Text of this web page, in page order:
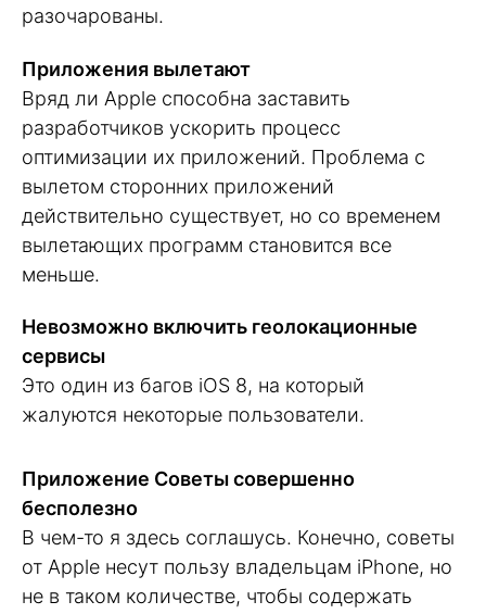
разочарованы.
Приложения вылетают
Вряд ли Apple способна заставить
разработчиков ускорить процесс
оптимизации их приложений. Проблема с
вылетом сторонних приложений
действительно существует, но со временем
вылетающих программ становится все
меньше.
Невозможно включить геолокационные
сервисы
Это один из багов iOS 8, на который
жалуются некоторые пользователи.
Приложение Советы совершенно
бесполезно
В чем-то я здесь соглашусь. Конечно, советы
от Apple несут пользу владельцам iPhone, но
не в таком количестве, чтобы содержать